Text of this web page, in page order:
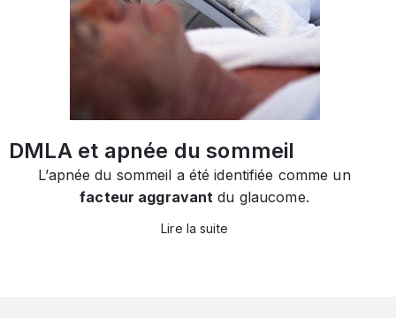
DMLA et apnée du sommeil
L’apnée du sommeil a été identifiée comme un
facteur aggravant du glaucome.
Lire la suite